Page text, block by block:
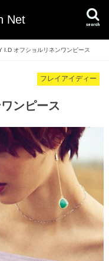
Net search
I.D オフショルリネンワンピース
フレイアイディー
ンピース